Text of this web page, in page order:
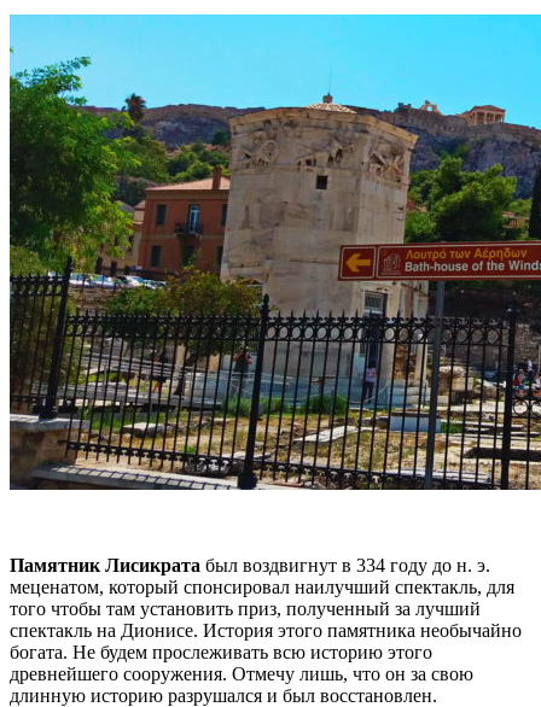
Памятник Лисикрата был воздвигнут в 334 году до н. э.
меценатом, который спонсировал наилучший спектакль, для
того чтобы там установить приз, полученный за лучший
спектакль на Дионисе. История этого памятника необычайно
богата. Не будем прослеживать всю историю этого
древнейшего сооружения. Отмечу лишь, что он за свою
длинную историю разрушался и был восстановлен.